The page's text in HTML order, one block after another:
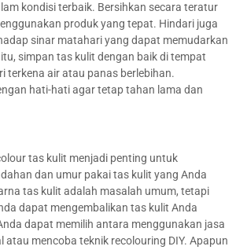
kondisi terbaik. Bersihkan secara teratur
produk yang tepat. Hindari juga
sinar matahari yang dapat memudarkan
simpan tas kulit dengan baik di tempat
terkena air atau panas berlebihan.
hati-hati agar tetap tahan lama dan
tas kulit menjadi penting untuk
dan umur pakai tas kulit yang Anda
tas kulit adalah masalah umum, tetapi
dapat mengembalikan tas kulit Anda
dapat memilih antara menggunakan jasa
atau mencoba teknik recolouring DIY. Apapun